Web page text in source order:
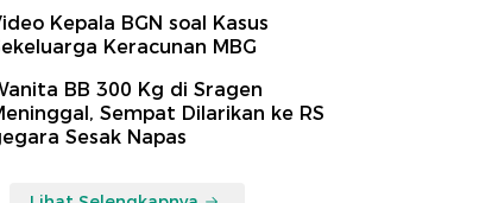
Kepala BGN soal Kasus
Keracunan MBG
BB 300 Kg di Sragen
Sempat Dilarikan ke RS
Sesak Napas